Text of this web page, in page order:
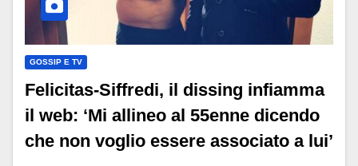
GOSSIP E TV
Felicitas-Siffredi, il dissing infiamma
il web: ‘Mi allineo al 55enne dicendo
che non voglio essere associato a lui’